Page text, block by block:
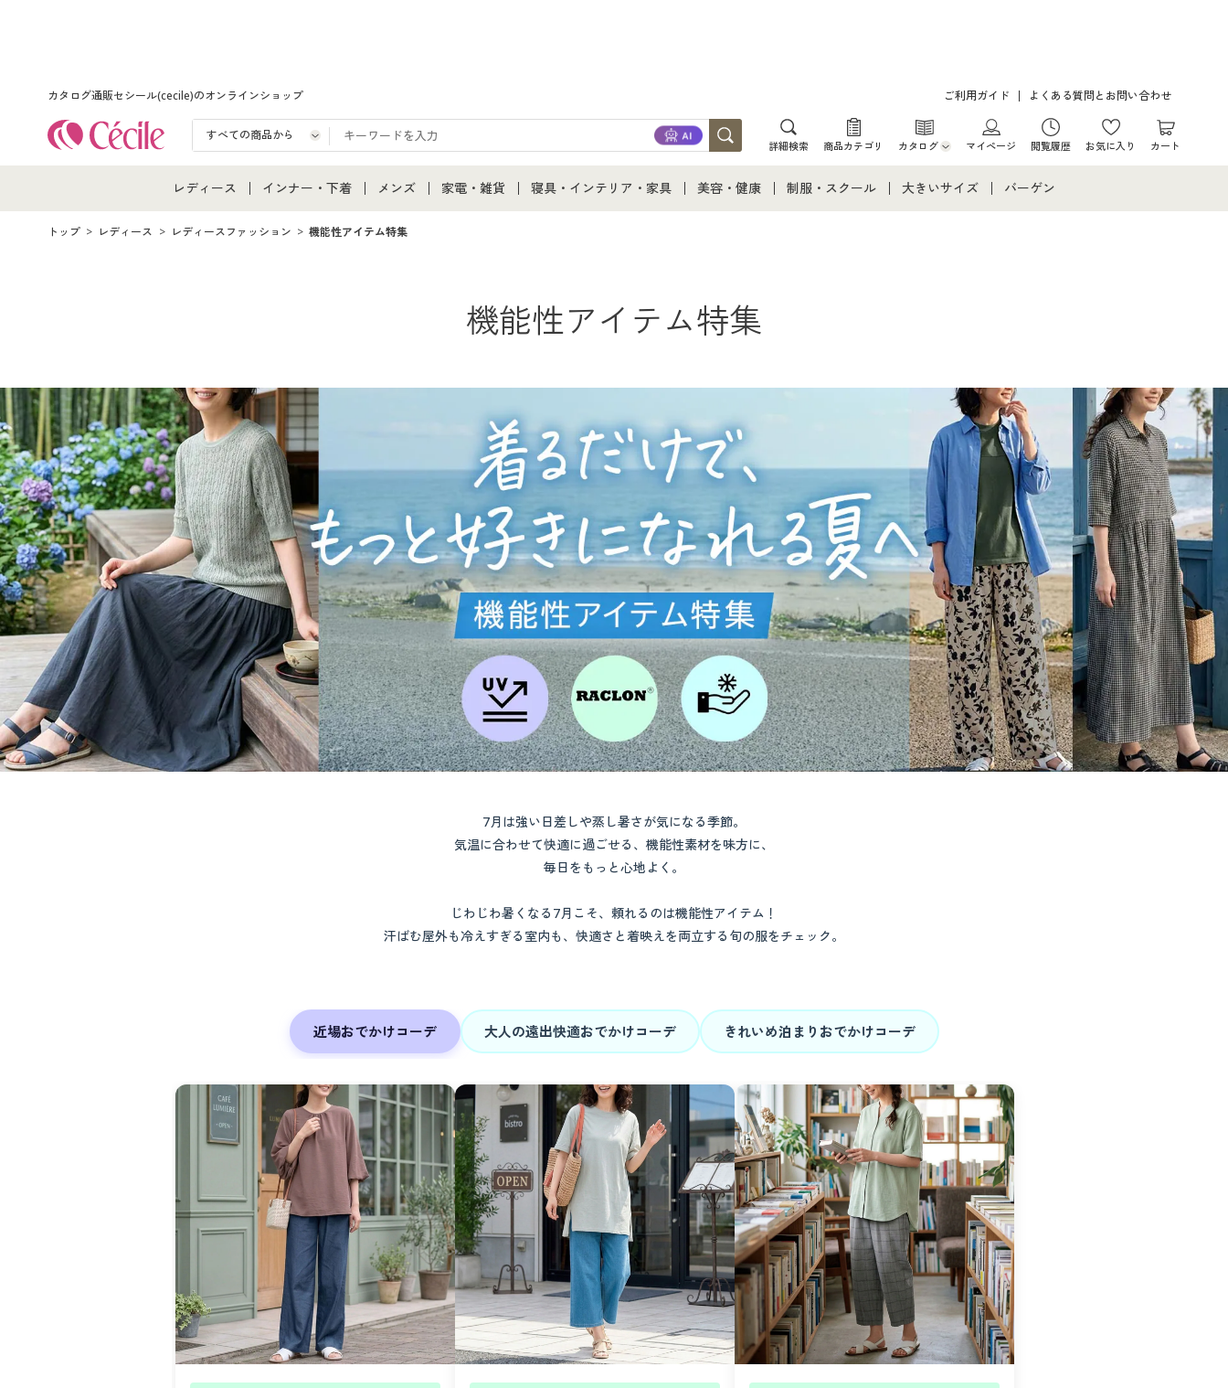
カタログ通販セシール(cecile)のオンラインショップ ご利用ガイド よくある質問とお問い合わせ
詳細検索 商品カテゴリ カタログ
カタログ・チラシからのご注文
マイページ 閲覧履歴 お気に入り カート
レディース
レディース通販すべて
インナー・下着
インナー・下着通販すべて
メンズ
メンズ通販すべて
家電・雑貨
キッチン・雑貨・日用品
寝具・インテリア・家具
寝具・ベッド
美容・健康 制服・スクール 大きいサイズ
大きいサイズ 事務・制服
バーゲン
トップ レディース レディースファッション 機能性アイテム特集
機能性アイテム特集
7月は強い日差しや蒸し暑さが気になる季節。
気温に合わせて快適に過ごせる、機能性素材を味方に、
毎日をもっと心地よく。
じわじわ暑くなる7月こそ、頼れるのは機能性アイテム！
汗ばむ屋外も冷えすぎる室内も、快適さと着映えを両立する旬の服をチェック。
近場おでかけコーデ 大人の遠出快適おでかけコーデ きれいめ泊まり おでかけコーデ